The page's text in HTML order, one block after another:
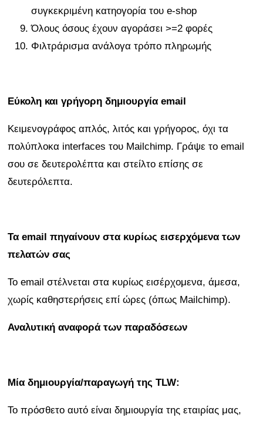
συγκεκριμένη κατηογορία του e-shop
Όλους όσους έχουν αγοράσει >=2 φορές
Φιλτράρισμα ανάλογα τρόπο πληρωμής
Εύκολη και γρήγορη δημιουργία email
Κειμενογράφος απλός, λιτός και γρήγορος, όχι τα
πολύπλοκα interfaces του Mailchimp. Γράψε το email
σου σε δευτερολέπτα και στείλτο επίσης σε
δευτερόλεπτα.
Τα email πηγαίνουν στα κυρίως εισερχόμενα των
πελατών σας
Το email στέλνεται στα κυρίως εισέρχομενα, άμεσα,
χωρίς καθηστερήσεις επί ώρες (όπως Mailchimp).
Αναλυτική αναφορά των παραδόσεων
Μία δημιουργία/παραγωγή της TLW:
Το πρόσθετο αυτό είναι δημιουργία της εταιρίας μας,